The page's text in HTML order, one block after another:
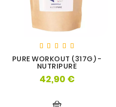
PURE WORKOUT (317G) -
NUTRIPURE
42,90 €Prix